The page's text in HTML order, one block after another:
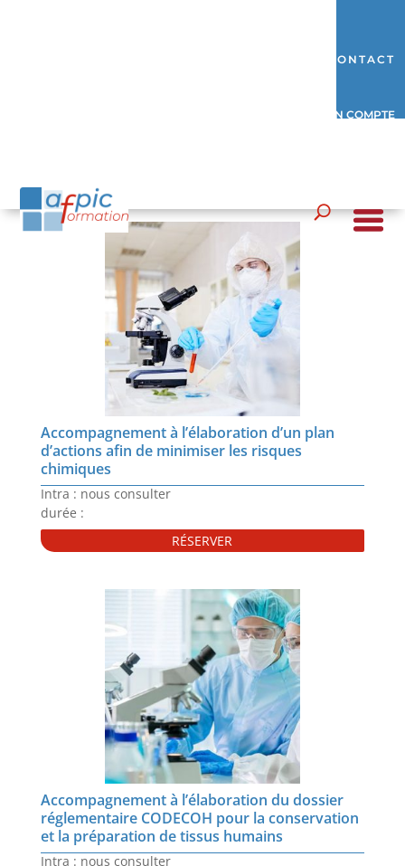
CONTACT
MON COMPTE
Accueil/ Produits
Accompagnement à l’élaboration d’un plan
d’actions afin de minimiser les risques
chimiques
Intra : nous consulter
durée :
RÉSERVER
Accompagnement à l’élaboration du dossier
réglementaire CODECOH pour la conservation
et la préparation de tissus humains
Intra : nous consulter